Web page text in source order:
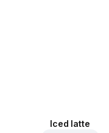
Iced latte